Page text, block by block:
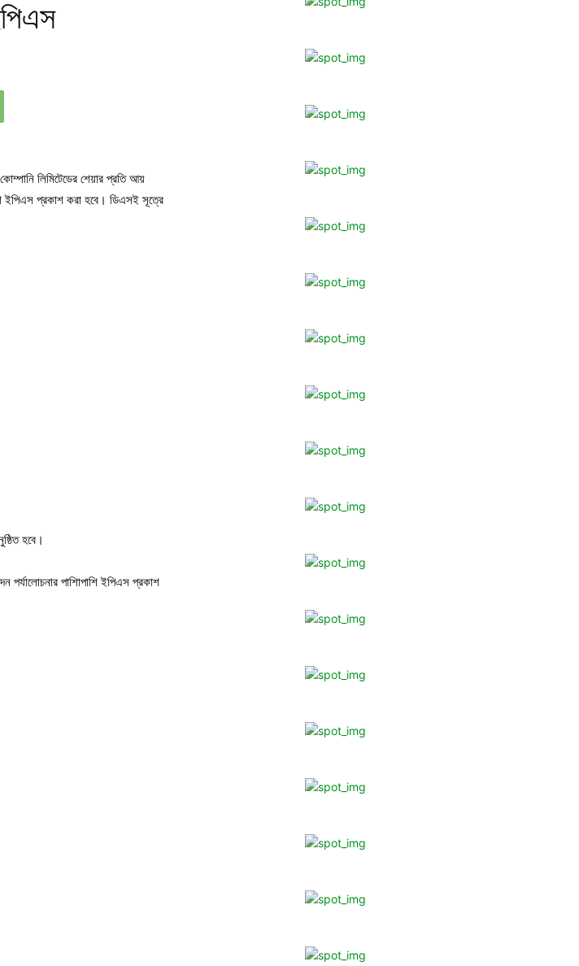
লিমিটেডের শেয়ার প্রতি আয়
ইপিএস প্রকাশ করা হবে। ডিএসই সূত্রে
হবে।
পর্যালোচনার পাশিাপাশি ইপিএস প্রকাশ